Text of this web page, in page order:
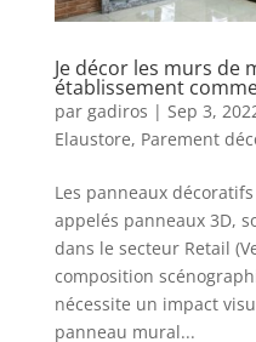
Je décor les murs de
établissement
par gadiros | Sep 3,
Elaustore, Parement
Les panneaux
appelés panneaux 3D,
dans le secteur Retail
composition
nécessite un impact
panneau mural...